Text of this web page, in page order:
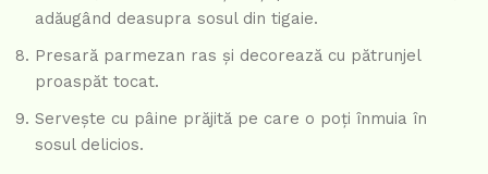
adăugând deasupra sosul din tigaie.
Presară parmezan ras și decorează cu pătrunjel
proaspăt tocat.
Servește cu pâine prăjită pe care o poți înmuia în
sosul delicios.